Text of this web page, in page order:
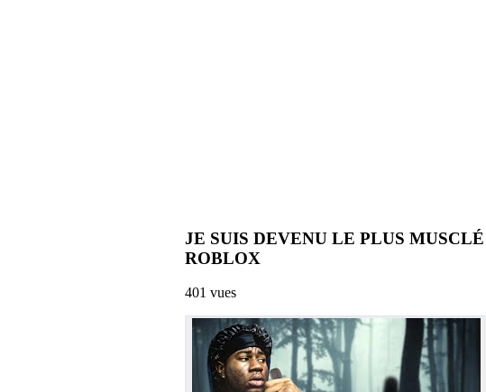
JE SUIS DEVENU LE PLUS
ROBLOX
401 vues